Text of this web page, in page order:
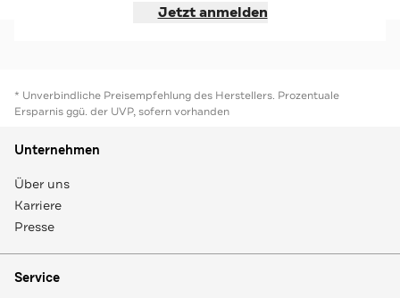
Jetzt anmelden
* Unverbindliche Preisempfehlung des Herstellers. Prozentuale
Ersparnis ggü. der UVP, sofern vorhanden
Unternehmen
Über uns
Karriere
Presse
Service